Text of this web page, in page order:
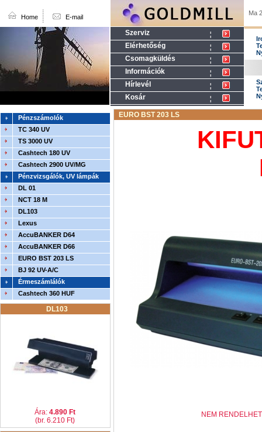
Home E-mail
Ma
Szerviz
Elérhetőség
Csomagküldés
Információk
Hírlevél
Kosár
Pénzszámolók
TC 340 UV
TS 3000 UV
Cashtech 180 UV
Cashtech 2900 UV/MG
Pénzvizsgálók, UV lámpák
DL 01
NCT 18 M
DL103
Lexus
AccuBANKER D64
AccuBANKER D66
EURO BST 203 LS
BJ 92 UV-A/C
Érmeszámlálók
Cashtech 360 HUF
DL103
Ára:4.890 Ft
(br. 6.210 Ft)
EURO BST 203 LS
NEM